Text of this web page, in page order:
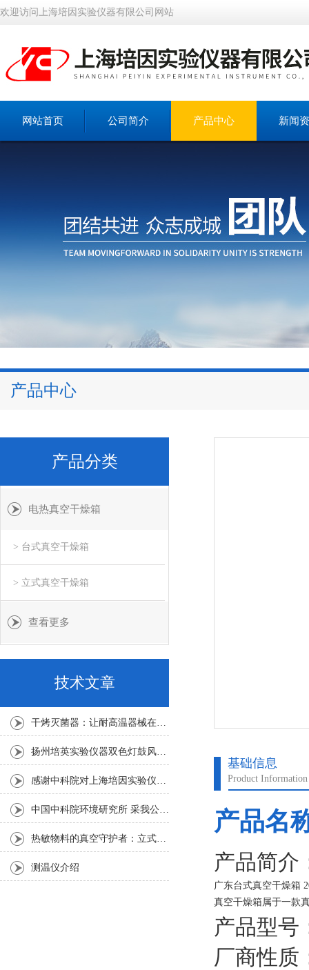
欢迎访问上海培因实验仪器有限公司网站
网站首页 公司简介 产品中心 新闻
产品中心
基础信息
Product Information
产品名
产品简介
广东台式真空干燥箱
真空干燥箱属于一款
首先我们要想打开真
有放气阀打开让空气
其次我们在打开放气
产品型号
厂商性质
产品分类
电热真空干燥箱
> 台式真空干燥箱
> 立式真空干燥箱
查看更多
技术文章
干烤灭菌器：让耐高温器械在无水高温中重获无菌新生
扬州培英实验仪器双色灯鼓风干燥箱
感谢中科院对上海培因实验仪器的认可
中国中科院环境研究所 采我公司仪器300L人工气候箱 实验效果获高度评价
热敏物料的真空守护者：立式真空干燥箱选购指南
测温仪介绍